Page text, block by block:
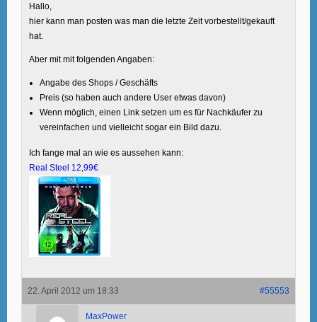
Hallo,
hier kann man posten was man die letzte Zeit vorbestellt/gekauft
hat.
Aber mit mit folgenden Angaben:
Angabe des Shops / Geschäfts
Preis (so haben auch andere User etwas davon)
Wenn möglich, einen Link setzen um es für Nachkäufer zu
vereinfachen und vielleicht sogar ein Bild dazu.
Ich fange mal an wie es aussehen kann:
Real Steel 12,99€
22. April 2012 um 18:33 #55553
MaxPower